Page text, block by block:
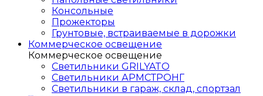
Консольные
Прожекторы
Грунтовые, встраиваемые в дорожки
Коммерческое освещение
Коммерческое освещение
Светильники GRILYATO
Светильники АРМСТРОНГ
Светильники в гараж, склад, спортзал